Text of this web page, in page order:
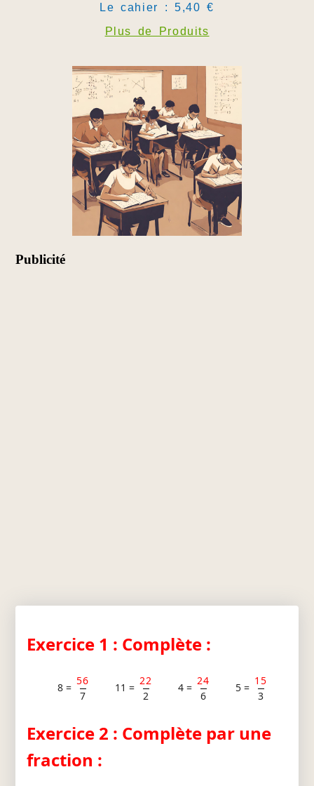
Le cahier : 5,40 €
Plus de Produits
Publicité
Exercice 1 : Complète :
8 =
56
7
11 =
22
2
4 =
24
6
5 =
15
3
Exercice 2 : Complète par une
fraction :